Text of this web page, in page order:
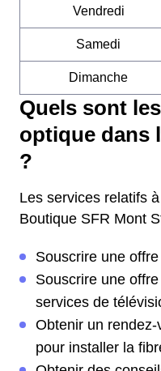
Vendredi
Samedi
Dimanche
Quels sont
optique dans
?
Les services relatifs
Boutique SFR Mont
Souscrire une
Souscrire une
services de
Obtenir un
pour installer la